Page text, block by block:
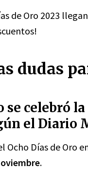
de Oro 2023
dudas
se celebró
el Diario
Ocho Días de Oro
.